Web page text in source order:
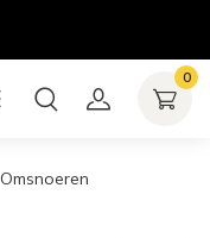
0
Omsnoeren